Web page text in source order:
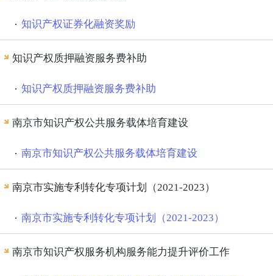
知识产权证券化融资奖励
知识产权质押融资服务费补助
知识产权质押融资服务费补助
南京市知识产权公共服务载体培育建设
南京市知识产权公共服务载体培育建设
南京市实施专利转化专项计划（2021-2023）
南京市实施专利转化专项计划（2021-2023）
南京市知识产权服务机构服务能力提升评价工作